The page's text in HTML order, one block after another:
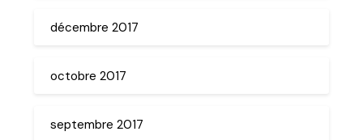
décembre 2017
octobre 2017
septembre 2017